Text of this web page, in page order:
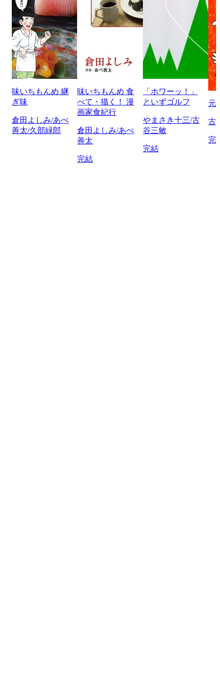
味いちもんめ 継
ぎ味
倉田よしみ/あべ
善太/久部緑郎
味いちもんめ 食
べて・描く！ 漫
画家食紀行
倉田よしみ/あべ
善太
完結
「ホワーッ！」
といずゴルフ
やまさき十三/古
谷三敏
完結
元
古
完